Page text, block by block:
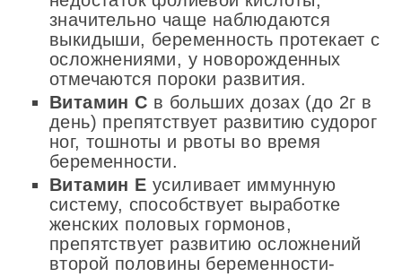
значительно чаще наблюдаются
выкидыши, беременность протекает с
осложнениями, у новорожденных
отмечаются пороки развития.
Витамин С в больших дозах (до 2г в
день) препятствует развитию судорог
ног, тошноты и рвоты во время
беременности.
Витамин Е усиливает иммунную
систему, способствует выработке
женских половых гормонов,
препятствует развитию осложнений
второй половины беременности-